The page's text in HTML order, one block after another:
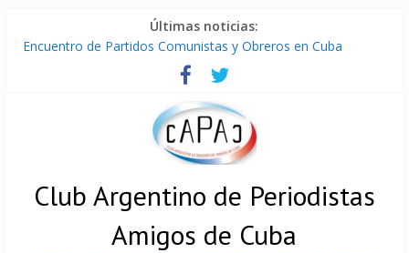
Últimas noticias:
Encuentro de Partidos Comunistas y Obreros en Cuba
Díaz-Canel: «Cuba no tiene que adoctrinar a nadie, no tiene
que exportar ideas; es la historia la que imparte lecciones»
Entregan en Cuba equipos fotovoltaicos a familias con niños
ONU gestiona con “varios países interesados” envío de
Cuba, la «Gaza silenciosa»
Club Argentino de Periodistas
Amigos de Cuba